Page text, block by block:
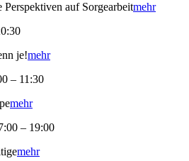
auf Sorgearbeitmehr
je!mehr
– 11:30
mehr
– 19:00
mehr